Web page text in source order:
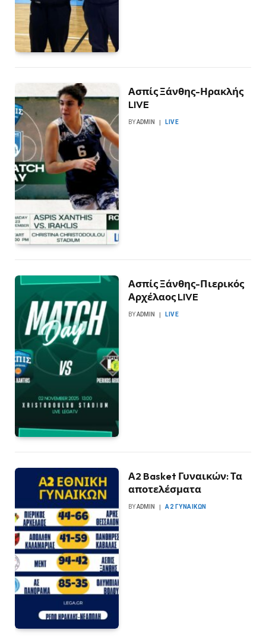
Ασπίς Ξάνθης-Ηρακλής
LIVE
BYADMIN LIVE
Ασπίς Ξάνθης-Πιερικός
Αρχέλαος LIVE
BYADMIN LIVE
Α2 Basket Γυναικών: Τα
αποτελέσματα
BYADMIN Α2 ΓΥΝΑΙΚΏΝ